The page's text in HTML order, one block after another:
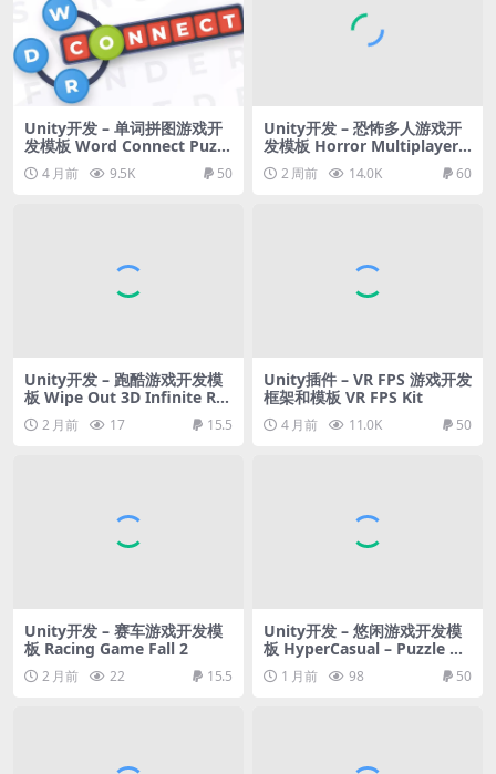
Unity开发 – 单词拼图游戏开
发模板 Word Connect Puzzl
e Game
4 月前 9.5K 50
Unity开发 – 恐怖多人游戏开
发模板 Horror Multiplayer
Game Template
2 周前 14.0K 60
Unity开发 – 跑酷游戏开发模
板 Wipe Out 3D Infinite Ru
nner – Fun Race Template
2 月前 17 15.5
Unity插件 – VR FPS 游戏开发
框架和模板 VR FPS Kit
4 月前 11.0K 50
Unity开发 – 赛车游戏开发模
板 Racing Game Fall 2
2 月前 22 15.5
Unity开发 – 悠闲游戏开发模
板 HyperCasual – Puzzle Ga
me Engine
1 月前 98 50